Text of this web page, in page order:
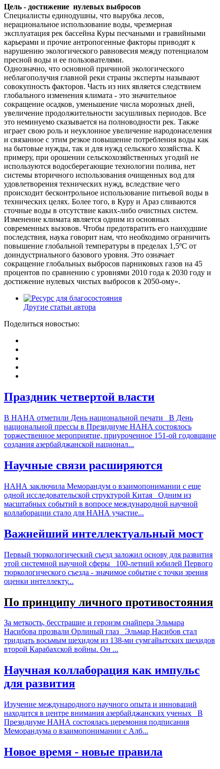
Цель - достижение нулевых выбросов
Специалисты единодушны, что вырубка лесов,
нерациональное использование воды, чрезмерная
эксплуатация рек бассейна Куры песчаными и гравийными
карьерами и прочие антропогенные факторы приводят к
нарушению экологического равновесия между потенциалом
пресной воды и ее пользователями.
Однозначно, что основной причиной экологического
неблагополучия главной реки страны эксперты называют
совокупность факторов. Часть из них является следствием
глобального изменения климата - это значительное
сокращение осадков, уменьшение числа морозных дней,
увеличение продолжительности засушливых периодов. Все
это неминуемо сказывается на полноводности рек. Также
играет свою роль и неуклонное увеличение народонаселения
и связанное с этим резкое повышение потребления воды как
на бытовые нужды, так и для нужд сельского хозяйства. К
примеру, при орошении сельскохозяйственных угодий не
используются водосберегающие технологии полива, нет
системы вторичного использования очищенных вод для
удовлетворения технических нужд, вследствие чего
происходит бесконтрольное использование питьевой воды в
технических целях. Более того, в Куру и Араз сливаются
сточные воды в отсутствие каких-либо очистных систем.
Изменение климата является одним из основных
современных вызовов. Чтобы предотвратить его наихудшие
последствия, наука говорит нам, что необходимо ограничить
повышение глобальной температуры в пределах 1,5ºС от
доиндустриального базового уровня. Это означает
сокращение глобальных выбросов парниковых газов на 45
процентов по сравнению с уровнями 2010 года к 2030 году и
достижение нулевых чистых выбросов к 2050-ому».
Другие статьи автора
Поделиться новостью:
Праздник четвертой власти
В НАНА отметили День национальной печати В День
национальной прессы в Президиуме НАНА состоялось
торжественное мероприятие, приуроченное 151-ой годовщине
создания азербайджанской национал...
Научные связи расширяются
НАНА заключила Меморандум о взаимопонимании с еще
одной исследовательской структурой Китая Одним из
масштабных событий в вопросе международной научной
коллаборации стало для НАНА участие...
Важнейший интеллектуальный мост
Первый тюркологический съезд заложил основу для развития
этой системной научной сферы 100-летний юбилей Первого
тюркологического съезда - значимое событие с точки зрения
оценки интеллекту...
По принципу личного противостояния
За меткость, бесстрашие и героизм снайпера Эльмара
Насибова прозвали Орлиный глаз Эльмар Насибов стал
тридцать восьмым шехидом из 138-ми сумгайытских шехидов
второй Карабахской войны. Он ...
Научная коллаборация как импульс
для развития
Изучение международного научного опыта и инноваций
находится в центре внимания азербайджанских ученых В
Президиуме НАНА состоялась церемония подписания
Меморандума о взаимопонимании с Алб...
Новое время - новые правила